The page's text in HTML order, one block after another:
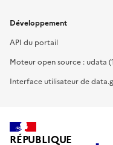
Développement
API du portail
Moteur open source : udata
Interface utilisateur de
RÉPUBLIQUE